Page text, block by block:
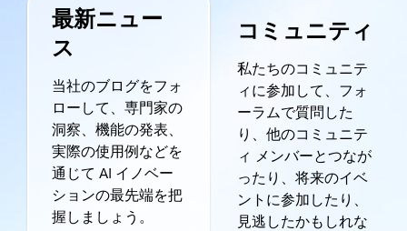
最新ニュー
ス
当社のブログをフォ
ローして、専門家の
洞察、機能の発表、
実際の使用例などを
通じて AI イノベー
ションの最先端を把
握しましょう。
コミュニティ
私たちのコミュニテ
ィに参加して、フォ
ーラムで質問した
り、他のコミュニテ
ィ メンバーとつなが
ったり、将来のイベ
ントに参加したり、
見逃したかもしれな